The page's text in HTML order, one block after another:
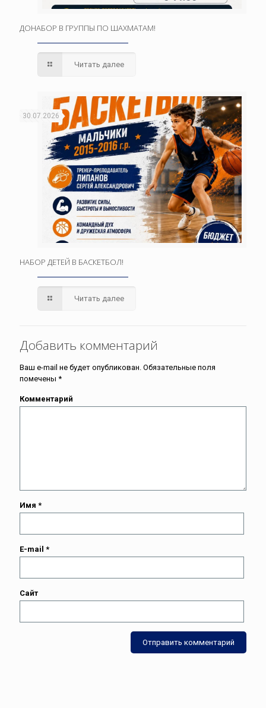
ДОНАБОР В ГРУППЫ ПО ШАХМАТАМ!
Читать далее
30.07.2026
НАБОР ДЕТЕЙ В БАСКЕТБОЛ!
Читать далее
Добавить комментарий
Ваш e-mail не будет опубликован. Обязательные поля
помечены *
Комментарий
Имя *
E-mail *
Сайт